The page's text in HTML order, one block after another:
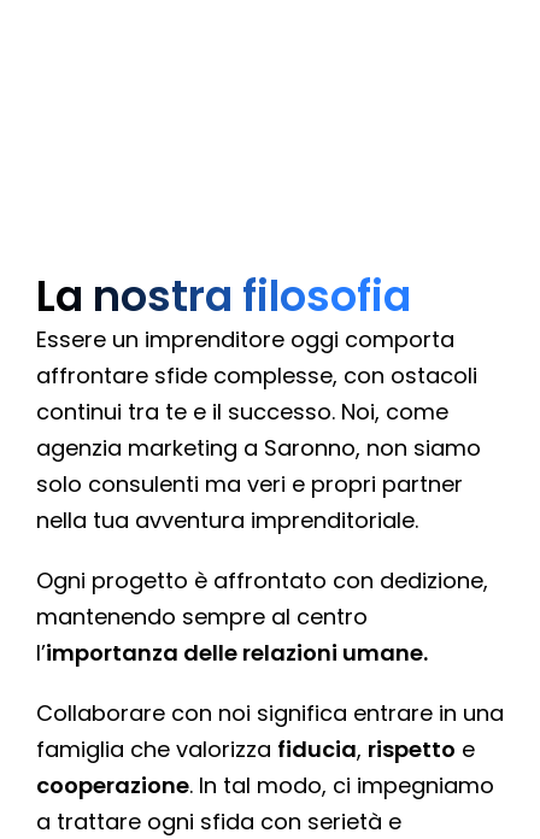
La nostra filosofia
Essere un imprenditore oggi comporta
affrontare sfide complesse, con ostacoli
continui tra te e il successo. Noi, come
agenzia marketing a Saronno, non siamo
solo consulenti ma veri e propri partner
nella tua avventura imprenditoriale.
Ogni progetto è affrontato con dedizione,
mantenendo sempre al centro
l’importanza delle relazioni umane.
Collaborare con noi significa entrare in una
famiglia che valorizza fiducia, rispetto e
cooperazione. In tal modo, ci impegniamo
a trattare ogni sfida con serietà e